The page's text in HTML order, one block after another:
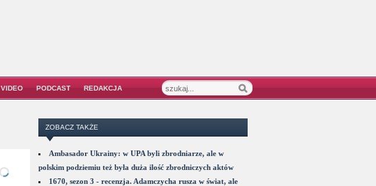
VIDEO PODCAST REDAKCJA
ZOBACZ TAKŻE
Ambasador Ukrainy: w UPA byli zbrodniarze, ale w
polskim podziemiu też była duża ilość zbrodniczych aktów
1670, sezon 3 - recenzja. Adamczycha rusza w świat, ale